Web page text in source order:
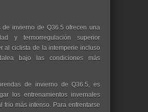
de invierno de Q36.5 ofrecen una
y termorregulación superior
al ciclista de la intemperie incluso
bajo las condiciones más
de invierno de Q36.5, es
los entrenamientos invernales
frío más intenso. Para enfrentarse